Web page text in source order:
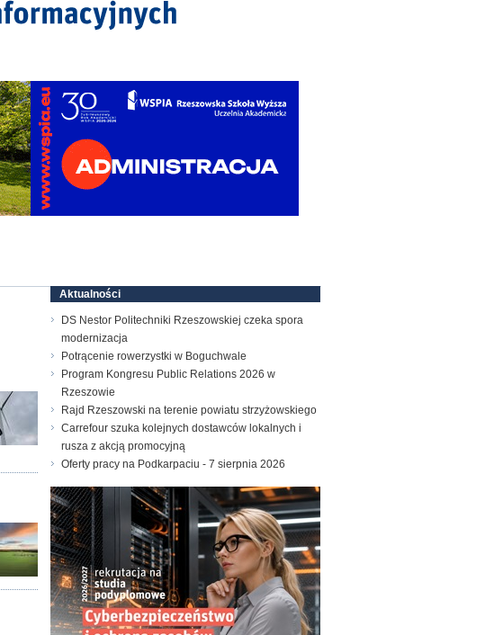
Aktualności
DS Nestor Politechniki Rzeszowskiej czeka spora
modernizacja
Potrącenie rowerzystki w Boguchwale
Program Kongresu Public Relations 2026 w
Rzeszowie
Rajd Rzeszowski na terenie powiatu strzyżowskiego
Carrefour szuka kolejnych dostawców lokalnych i
rusza z akcją promocyjną
Oferty pracy na Podkarpaciu - 7 sierpnia 2026